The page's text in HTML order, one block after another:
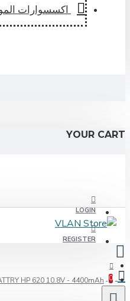
اكسسوارات الموبايل
YOUR
LOGIN
REGISTER
BATTRY HP 620 10.8V - 4400mAh بطارية لابتوب